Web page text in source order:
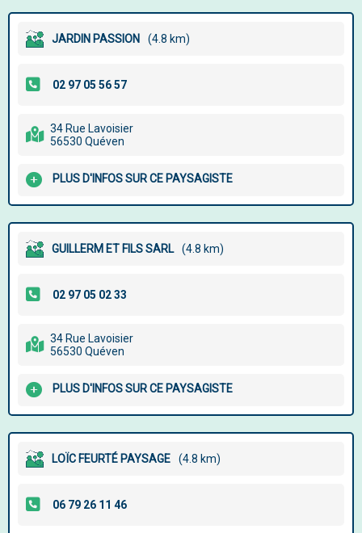
JARDIN PASSION (4.8 km)
34 Rue Lavoisier
56530 Quéven
PLUS D'INFOS SUR CE PAYSAGISTE
GUILLERM ET FILS SARL (4.8 km)
34 Rue Lavoisier
56530 Quéven
PLUS D'INFOS SUR CE PAYSAGISTE
LOÏC FEURTÉ PAYSAGE (4.8 km)